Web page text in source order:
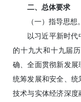
二、总体要求
（一）指导思想。
以习近平新时
的十九大和十九届
确、全面贯彻新发展
统筹发展和安全、
技术与实体经济深